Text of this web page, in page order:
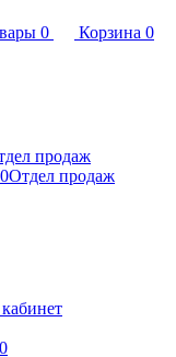
0 Корзина 0
продаж
Отдел продаж
0